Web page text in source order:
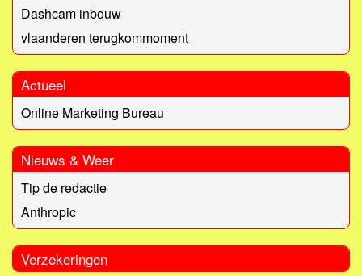
Dashcam inbouw
vlaanderen terugkommoment
Actueel
Online Marketing Bureau
Nieuws & Weer
Tip de redactie
Anthropic
Verzekeringen